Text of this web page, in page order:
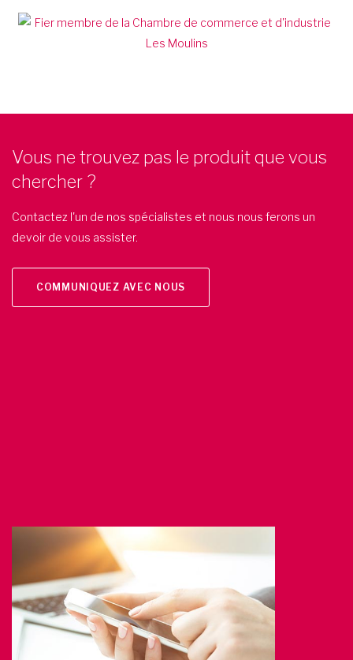
Vous ne trouvez pas le produit que vous
chercher ?
Contactez l'un de nos spécialistes et nous nous ferons un
devoir de vous assister.
COMMUNIQUEZ AVEC NOUS